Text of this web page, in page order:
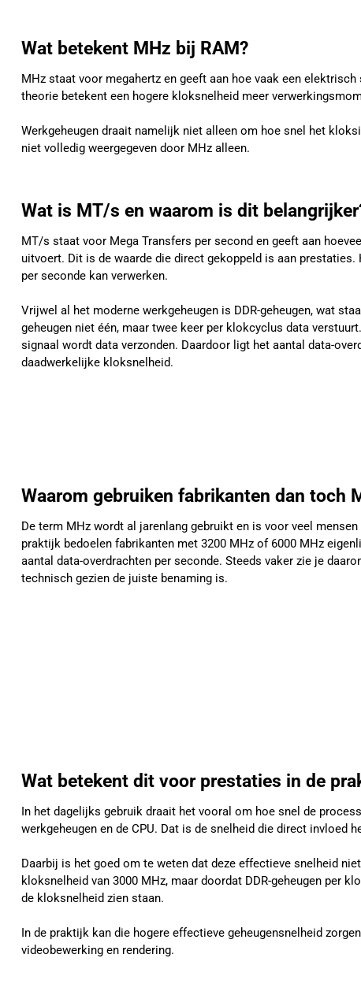
Wat betekent MHz bij RAM?
MHz staat voor megahertz en geeft aan hoe vaak een
theorie betekent een hogere kloksnelheid meer
Werkgeheugen draait namelijk niet alleen om hoe snel het
niet volledig weergegeven door MHz alleen.
Wat is MT/s en waarom is dit
MT/s staat voor Mega Transfers per second en geeft aan
uitvoert. Dit is de waarde die direct gekoppeld is aan
per seconde kan verwerken.
Vrijwel al het moderne werkgeheugen is DDR-geheugen, wat
geheugen niet één, maar twee keer per klokcyclus data
signaal wordt data verzonden. Daardoor ligt het aantal data-
daadwerkelijke kloksnelheid.
Waarom gebruiken fabrikanten dan toch
De term MHz wordt al jarenlang gebruikt en is voor veel
praktijk bedoelen fabrikanten met 3200 MHz of 6000 MHz
aantal data-overdrachten per seconde. Steeds vaker zie je
technisch gezien de juiste benaming is.
Wat betekent dit voor prestaties in de
In het dagelijks gebruik draait het vooral om hoe snel de
werkgeheugen en de CPU. Dat is de snelheid die direct invloed
Daarbij is het goed om te weten dat deze effectieve snelheid
kloksnelheid van 3000 MHz, maar doordat DDR-geheugen per
de kloksnelheid zien staan.
In de praktijk kan die hogere effectieve geheugensnelheid
videobewerking en rendering.